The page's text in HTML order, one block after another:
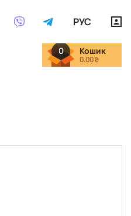
РУС
0 Кошик
0.00 ₴